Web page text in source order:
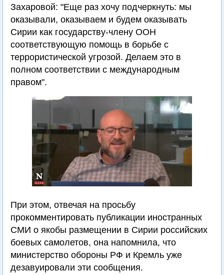
Захаровой: "Еще раз хочу подчеркнуть: мы
оказывали, оказываем и будем оказывать
Сирии как государству-члену ООН
соответствующую помощь в борьбе с
террористической угрозой. Делаем это в
полном соответствии с международным
правом".
При этом, отвечая на просьбу
прокомментировать публикации иностранных
СМИ о якобы размещении в Сирии российских
боевых самолетов, она напомнила, что
министерство обороны РФ и Кремль уже
дезавуировали эти сообщения.